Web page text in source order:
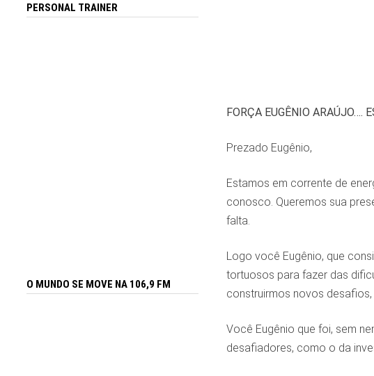
FORÇA EUGÊNIO ARAÚJO….
Prezado Eugênio,
Estamos em corrente de
conosco. Queremos sua
falta.
Logo você Eugênio, que
tortuosos para fazer das
construirmos novos desafios,
Você Eugênio que foi, sem
desafiadores, como o da
PERSONAL TRAINER
O MUNDO SE MOVE NA 106,9 FM